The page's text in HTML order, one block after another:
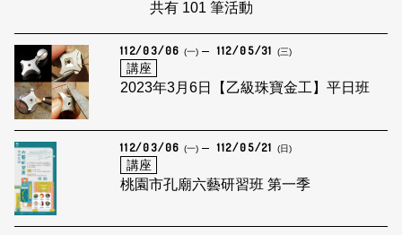
共有 101 筆活動
112/03/06 (一) 112/05/31 (三)
講座
2023年3月6日【乙級珠寶金工】平日班
112/03/06 (一) 112/05/21 (日)
講座
桃園市孔廟六藝研習班 第一季